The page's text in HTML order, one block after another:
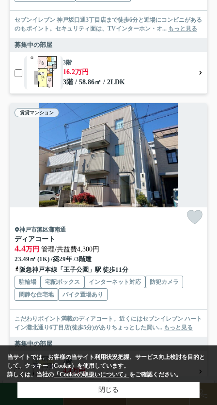
物件検索
セブンイレブン 神戸坂口通3丁目店まで徒歩6分と近場にコンビニがある
のもポイント。セキュリティ面は、TVインターホン・オ... もっと見る
募集中の部屋
3階
16.2万円
3階 / 58.86㎡ / 2LDK
賃貸マンション
神戸市灘区灘南通
ディアコート
4.4万円 管理/共益費4,300円
23.49㎡ (1K) /築29年 /3階建
阪急神戸本線「王子公園」駅 徒歩11分
駐輪場 宅配ボックス インターネット対応
防犯カメラ
閑静な住宅地
バイク置場あり
こだわりポイント満載のディアコート。近くにはセブンイレブン ハート
イン灘北通り6丁目店(徒歩5分)がありちょっとした買い... もっと見る
募集中の部屋
2階
4.4万円
2階 / 23.49㎡ / 1K
当サイトでは、お客様の当サイト利用状況把握、サービス向上検討を目的と
して、クッキー（Cookie）を使用しています。
詳しくは、当社の 「Cookieの取扱いについて」 をご確認ください。
閉じる